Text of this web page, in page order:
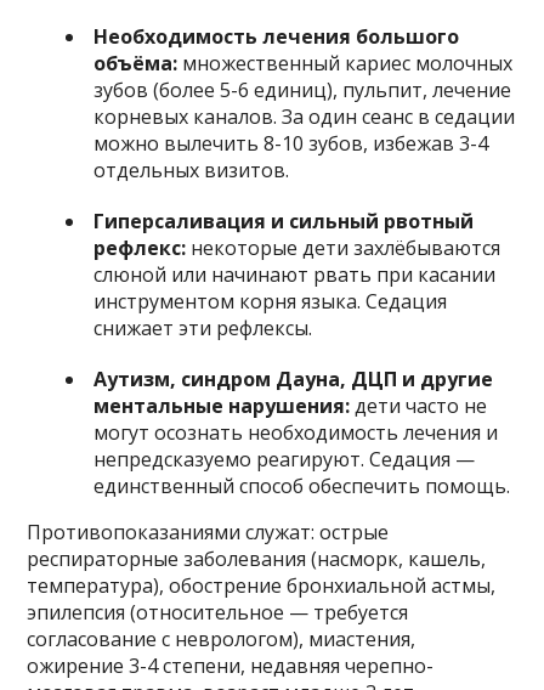
Необходимость лечения большого
объёма: множественный кариес молочных
зубов (более 5-6 единиц), пульпит, лечение
корневых каналов. За один сеанс в седации
можно вылечить 8-10 зубов, избежав 3-4
отдельных визитов.
Гиперсаливация и сильный рвотный
рефлекс: некоторые дети захлёбываются
слюной или начинают рвать при касании
инструментом корня языка. Седация
снижает эти рефлексы.
Аутизм, синдром Дауна, ДЦП и другие
ментальные нарушения:дети часто не
могут осознать необходимость лечения и
непредсказуемо реагируют. Седация —
единственный способ обеспечить помощь.
Противопоказаниями служат: острые
респираторные заболевания (насморк, кашель,
температура), обострение бронхиальной астмы,
эпилепсия (относительное — требуется
согласование с неврологом), миастения,
ожирение 3-4 степени, недавняя черепно-